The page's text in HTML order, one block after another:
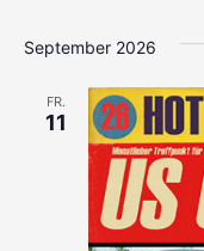
September 2026
FR.
11